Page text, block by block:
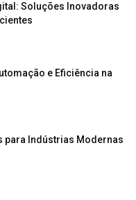
Soluções Inovadoras
e Eficiência na
para Indústrias Modernas